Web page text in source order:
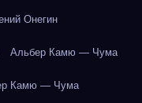
Онегин
Альбер Камю — Чума
Камю — Чума